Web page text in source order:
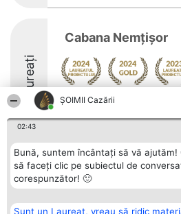
ȘOIMII Cazării
02:43
Bună, suntem încântați să vă ajutăm!
să faceți clic pe subiectul de
corespunzător! 🙂
Sunt un Laureat, vreau să ridic
Laureați
Cabana Nemțișor
9.1
Organizator Ranking
BRIGHT SOLUTIONS BR SRL
Sc. A Et. 4 Ap. 13 Cod 061952
Laureaților